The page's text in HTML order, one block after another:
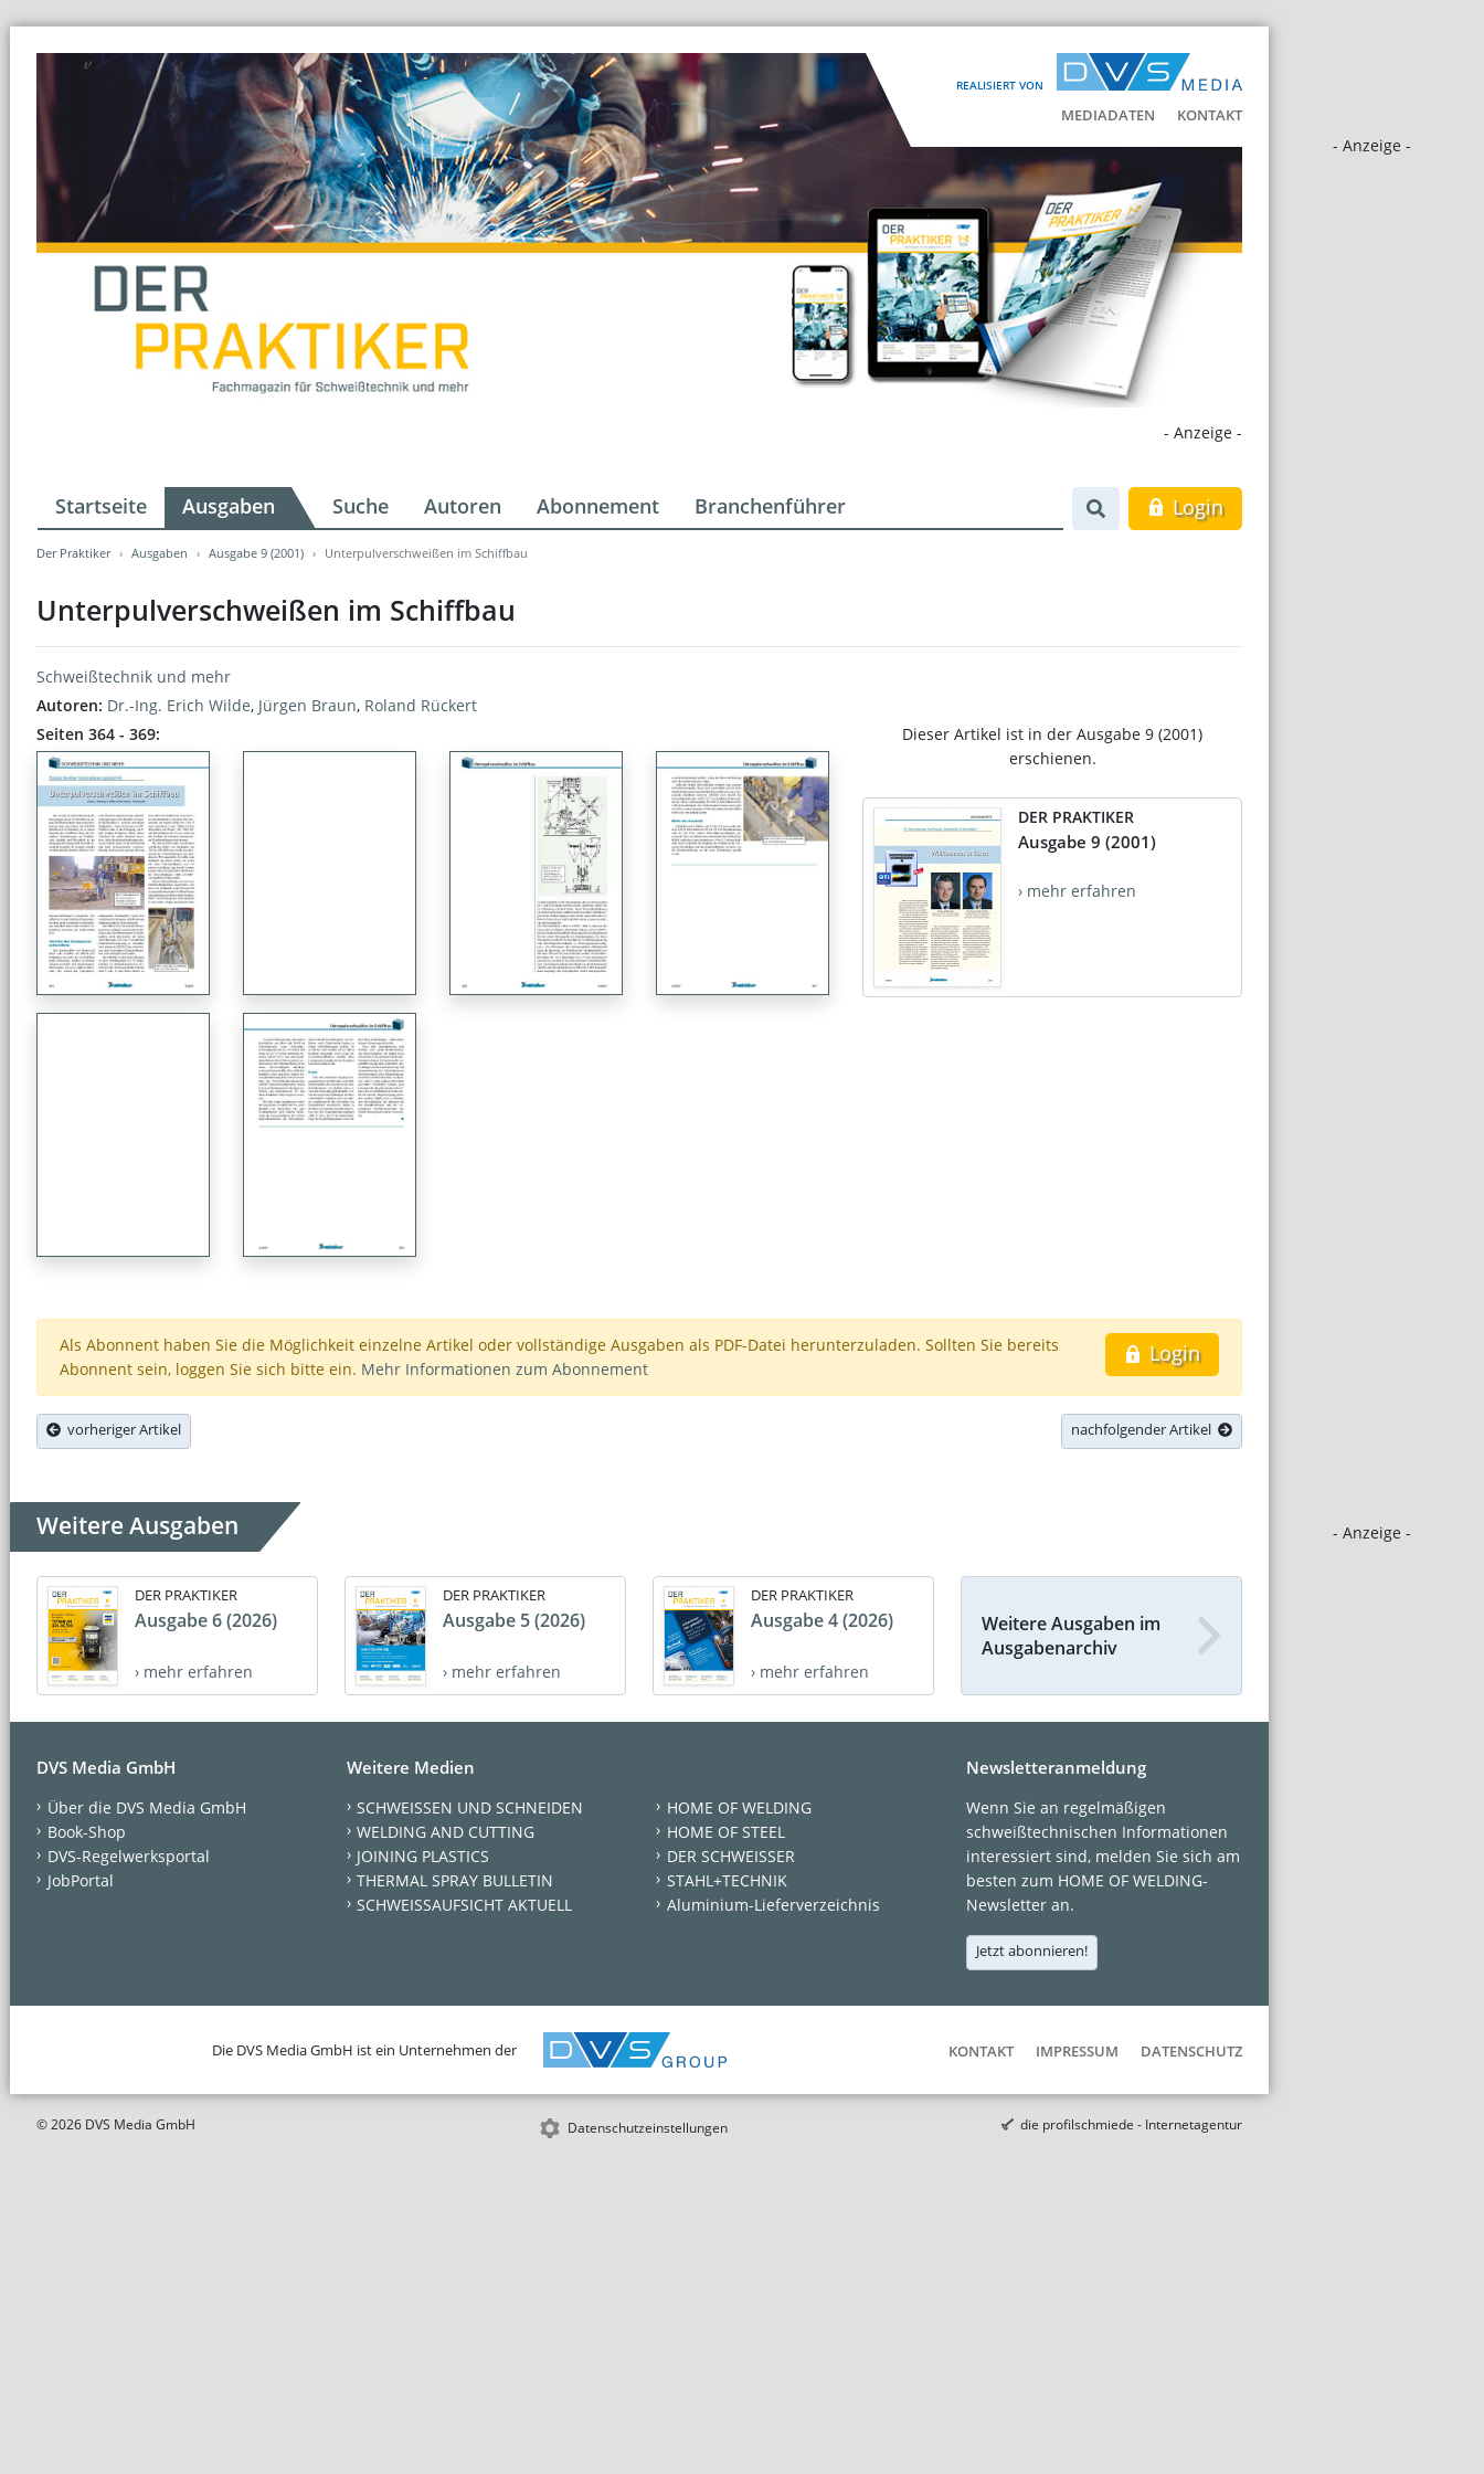
REALISIERT VON
MEDIADATEN KONTAKT
- Anzeige -
- Anzeige -
- Anzeige -
Startseite Ausgaben Suche Autoren Abonnement Branchenführer Login
Der Praktiker Ausgaben Ausgabe 9 (2001) Unterpulverschweißen im Schiffbau
Unterpulverschweißen im Schiffbau
Schweißtechnik und mehr
Autoren: Dr.-Ing. Erich Wilde, Jürgen Braun, Roland Rückert
Seiten 364 - 369:
Dieser Artikel ist in der Ausgabe 9 (2001)
erschienen.
DER PRAKTIKER
Ausgabe 9 (2001)
› mehr erfahren
Login
Als Abonnent haben Sie die Möglichkeit einzelne Artikel oder vollständige Ausgaben als PDF-Datei herunterzuladen. Sollten Sie bereits
Abonnent sein, loggen Sie sich bitte ein. Mehr Informationen zum Abonnement
vorheriger Artikel nachfolgender Artikel
Weitere Ausgaben
DER PRAKTIKER
Ausgabe 6 (2026)
› mehr erfahren
DER PRAKTIKER
Ausgabe 5 (2026)
› mehr erfahren
DER PRAKTIKER
Ausgabe 4 (2026)
› mehr erfahren
Weitere Ausgaben im
Ausgabenarchiv
DVS Media GmbH
Über die DVS Media GmbH
Book-Shop
DVS-Regelwerksportal
JobPortal
Weitere Medien
SCHWEISSEN UND SCHNEIDEN
WELDING AND CUTTING
JOINING PLASTICS
THERMAL SPRAY BULLETIN
SCHWEISSAUFSICHT AKTUELL
HOME OF WELDING
HOME OF STEEL
DER SCHWEISSER
STAHL+TECHNIK
Aluminium-Lieferverzeichnis
Newsletteranmeldung
Wenn Sie an regelmäßigen
schweißtechnischen Informationen
interessiert sind, melden Sie sich am
besten zum HOME OF WELDING-
Newsletter an.
Jetzt abonnieren!
Die DVS Media GmbH ist ein Unternehmen der KONTAKT IMPRESSUM DATENSCHUTZ
© 2026 DVS Media GmbH Datenschutzeinstellungen die profilschmiede - Internetagentur